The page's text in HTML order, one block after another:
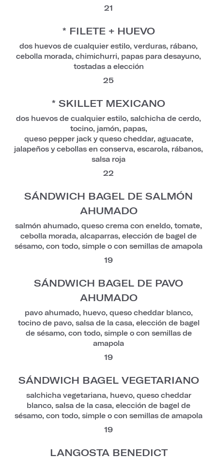
21
* FILETE + HUEVO
dos huevos de cualquier estilo, verduras, rábano,
cebolla morada, chimichurri, papas para desayuno,
tostadas a elección
25
* SKILLET MEXICANO
dos huevos de cualquier estilo, salchicha de cerdo,
tocino, jamón, papas,
queso pepper jack y queso cheddar, aguacate,
jalapeños y cebollas en conserva, escarola, rábanos,
salsa roja
22
SÁNDWICH BAGEL DE SALMÓN
AHUMADO
salmón ahumado, queso crema con eneldo, tomate,
cebolla morada, alcaparras, elección de bagel de
sésamo, con todo, simple o con semillas de amapola
19
SÁNDWICH BAGEL DE PAVO
AHUMADO
pavo ahumado, huevo, queso cheddar blanco,
tocino de pavo, salsa de la casa, elección de bagel
de sésamo, con todo, simple o con semillas de
amapola
19
SÁNDWICH BAGEL VEGETARIANO
salchicha vegetariana, huevo, queso cheddar
blanco, salsa de la casa, elección de bagel de
sésamo, con todo, simple o con semillas de amapola
19
LANGOSTA BENEDICT